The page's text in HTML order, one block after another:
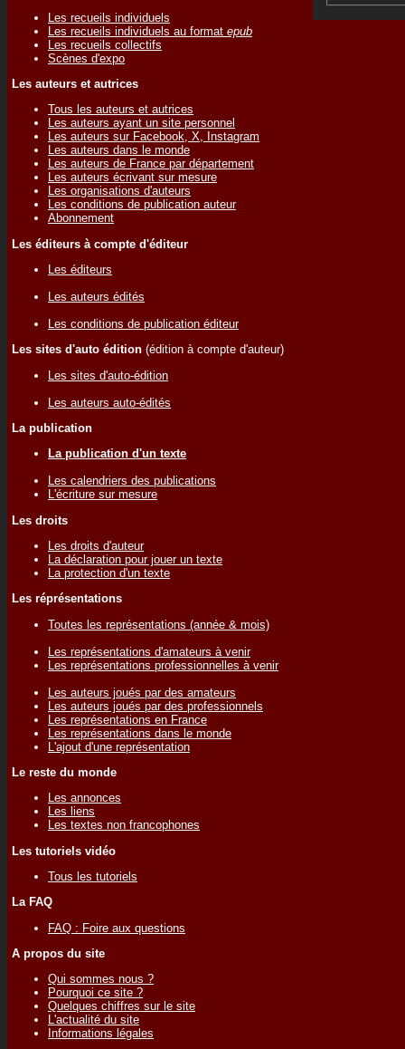
Les recueils individuels
Les recueils individuels au format epub
Les recueils collectifs
Scènes d'expo
Les auteurs et autrices
Tous les auteurs et autrices
Les auteurs ayant un site personnel
Les auteurs sur Facebook, X, Instagram
Les auteurs dans le monde
Les auteurs de France par département
Les auteurs écrivant sur mesure
Les organisations d'auteurs
Les conditions de publication auteur
Abonnement
Les éditeurs à compte d'éditeur
Les éditeurs
Les auteurs édités
Les conditions de publication éditeur
Les sites d'auto édition (édition à compte d'auteur)
Les sites d'auto-édition
Les auteurs auto-édités
La publication
La publication d'un texte
Les calendriers des publications
L'écriture sur mesure
Les droits
Les droits d'auteur
La déclaration pour jouer un texte
La protection d'un texte
Les réprésentations
Toutes les représentations (année & mois)
Les représentations d'amateurs à venir
Les représentations professionnelles à venir
Les auteurs joués par des amateurs
Les auteurs joués par des professionnels
Les représentations en France
Les représentations dans le monde
L'ajout d'une représentation
Le reste du monde
Les annonces
Les liens
Les textes non francophones
Les tutoriels vidéo
Tous les tutoriels
La FAQ
FAQ : Foire aux questions
A propos du site
Qui sommes nous ?
Pourquoi ce site ?
Quelques chiffres sur le site
L'actualité du site
Informations légales